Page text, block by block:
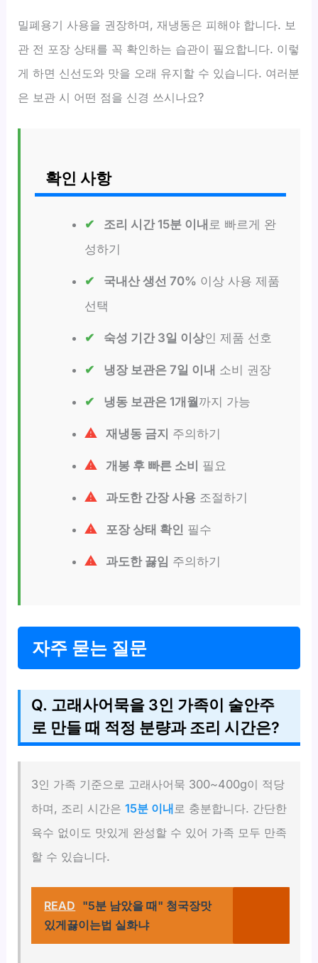
밀폐용기 사용을 권장하며, 재냉동은 피해야 합니다. 보
관 전 포장 상태를 꼭 확인하는 습관이 필요합니다. 이렇
게 하면 신선도와 맛을 오래 유지할 수 있습니다. 여러분
은 보관 시 어떤 점을 신경 쓰시나요?
확인 사항
조리 시간 15분 이내 로 빠르게 완
성하기
국내산 생선 70% 이상 사용 제품
선택
숙성 기간 3일 이상인 제품 선호
냉장 보관은 7일 이내 소비 권장
냉동 보관은 1개월까지 가능
재냉동 금지 주의하기
개봉 후 빠른 소비 필요
과도한 간장 사용조절하기
포장 상태 확인 필수
과도한 끓임 주의하기
자주 묻는 질문
Q. 고래사어묵을 3인 가족이 술안주
로 만들 때 적정 분량과 조리 시간은?
3인 가족 기준으로 고래사어묵 300~400g이 적당
하며, 조리 시간은15분 이내로 충분합니다. 간단한
육수 없이도 맛있게 완성할 수 있어 가족 모두 만족
할 수 있습니다.
READ "5분 남았을 때" 청국장맛
있게끓이는법 실화냐